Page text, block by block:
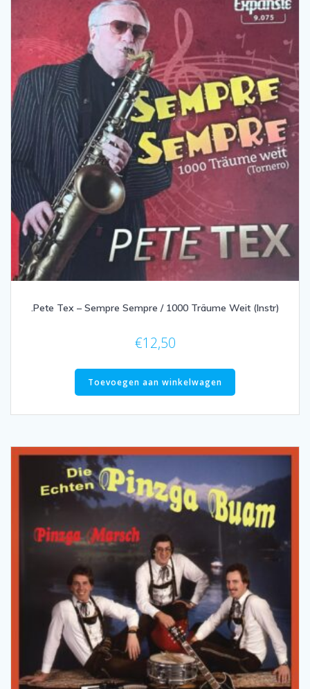
.Pete Tex – Sempre Sempre / 1000 Träume Weit (Instr)
€12,50
Toevoegen aan winkelwagen